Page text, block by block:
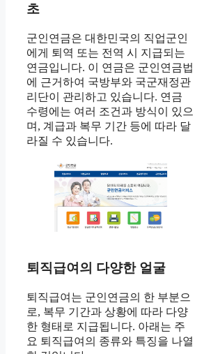
초
군인연금은 대한민국의 직업군인
에게 퇴역 또는 전역 시 지급되는
연금입니다. 이 연금은 군인연금법
에 근거하여 국방부와 국군재정관
리단이 관리하고 있습니다. 연금
수령에는 여러 조건과 방식이 있으
며, 계급과 복무 기간 등에 따라 달
라질 수 있습니다.
퇴직급여의 다양한 얼굴
퇴직급여는 군인연금의 한 부분으
로, 복무 기간과 상황에 따라 다양
한 형태로 지급됩니다. 아래는 주
요 퇴직급여의 종류와 특징을 나열